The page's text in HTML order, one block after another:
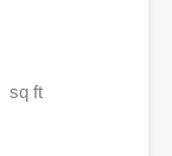
sq ft